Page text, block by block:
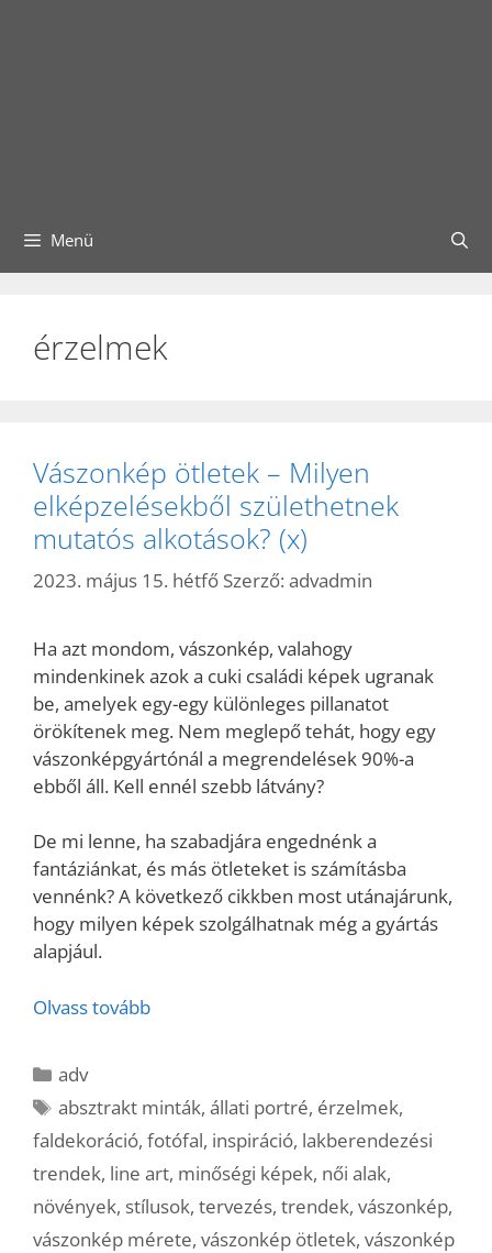
Menü
érzelmek
Vászonkép ötletek – Milyen
elképzelésekből születhetnek
mutatós alkotások? (x)
2023. május 15. hétfő Szerző: advadmin
Ha azt mondom, vászonkép, valahogy
mindenkinek azok a cuki családi képek ugranak
be, amelyek egy-egy különleges pillanatot
örökítenek meg. Nem meglepő tehát, hogy egy
vászonképgyártónál a megrendelések 90%-a
ebből áll. Kell ennél szebb látvány?
De mi lenne, ha szabadjára engednénk a
fantáziánkat, és más ötleteket is számításba
vennénk? A következő cikkben most utánajárunk,
hogy milyen képek szolgálhatnak még a gyártás
alapjául.
Olvass tovább
Kategória
adv
Címkék
absztrakt minták,állati portré, érzelmek,
faldekoráció, fotófal, inspiráció, lakberendezési
trendek, line art, minőségi képek, női alak,
növények, stílusok, tervezés, trendek, vászonkép,
vászonkép mérete, vászonkép ötletek, vászonkép